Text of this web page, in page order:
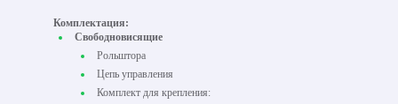
Комплектация:
Свободновисящие
Рольштора
Цепь управления
Комплект для крепления: